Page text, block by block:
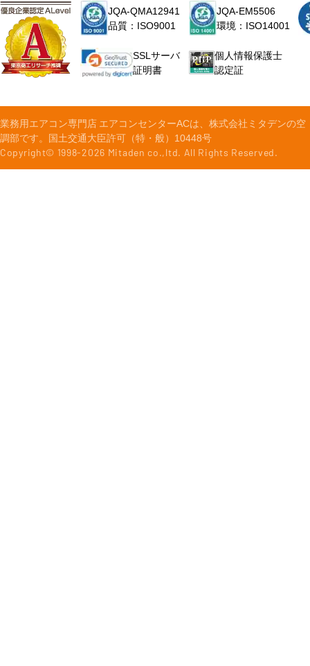
JQA-QMA12941
品質：ISO9001
JQA-EM5506
環境：ISO14001
SSLサーバ
証明書
個人情報保護士
認定証
業務用エアコン専門店 エアコンセンターACは、株式会社ミタデンの空
調部です。国土交通大臣許可（特・般）10448号
Copyright© 1998-2026 Mitaden co.,ltd. All Rights Reserved.